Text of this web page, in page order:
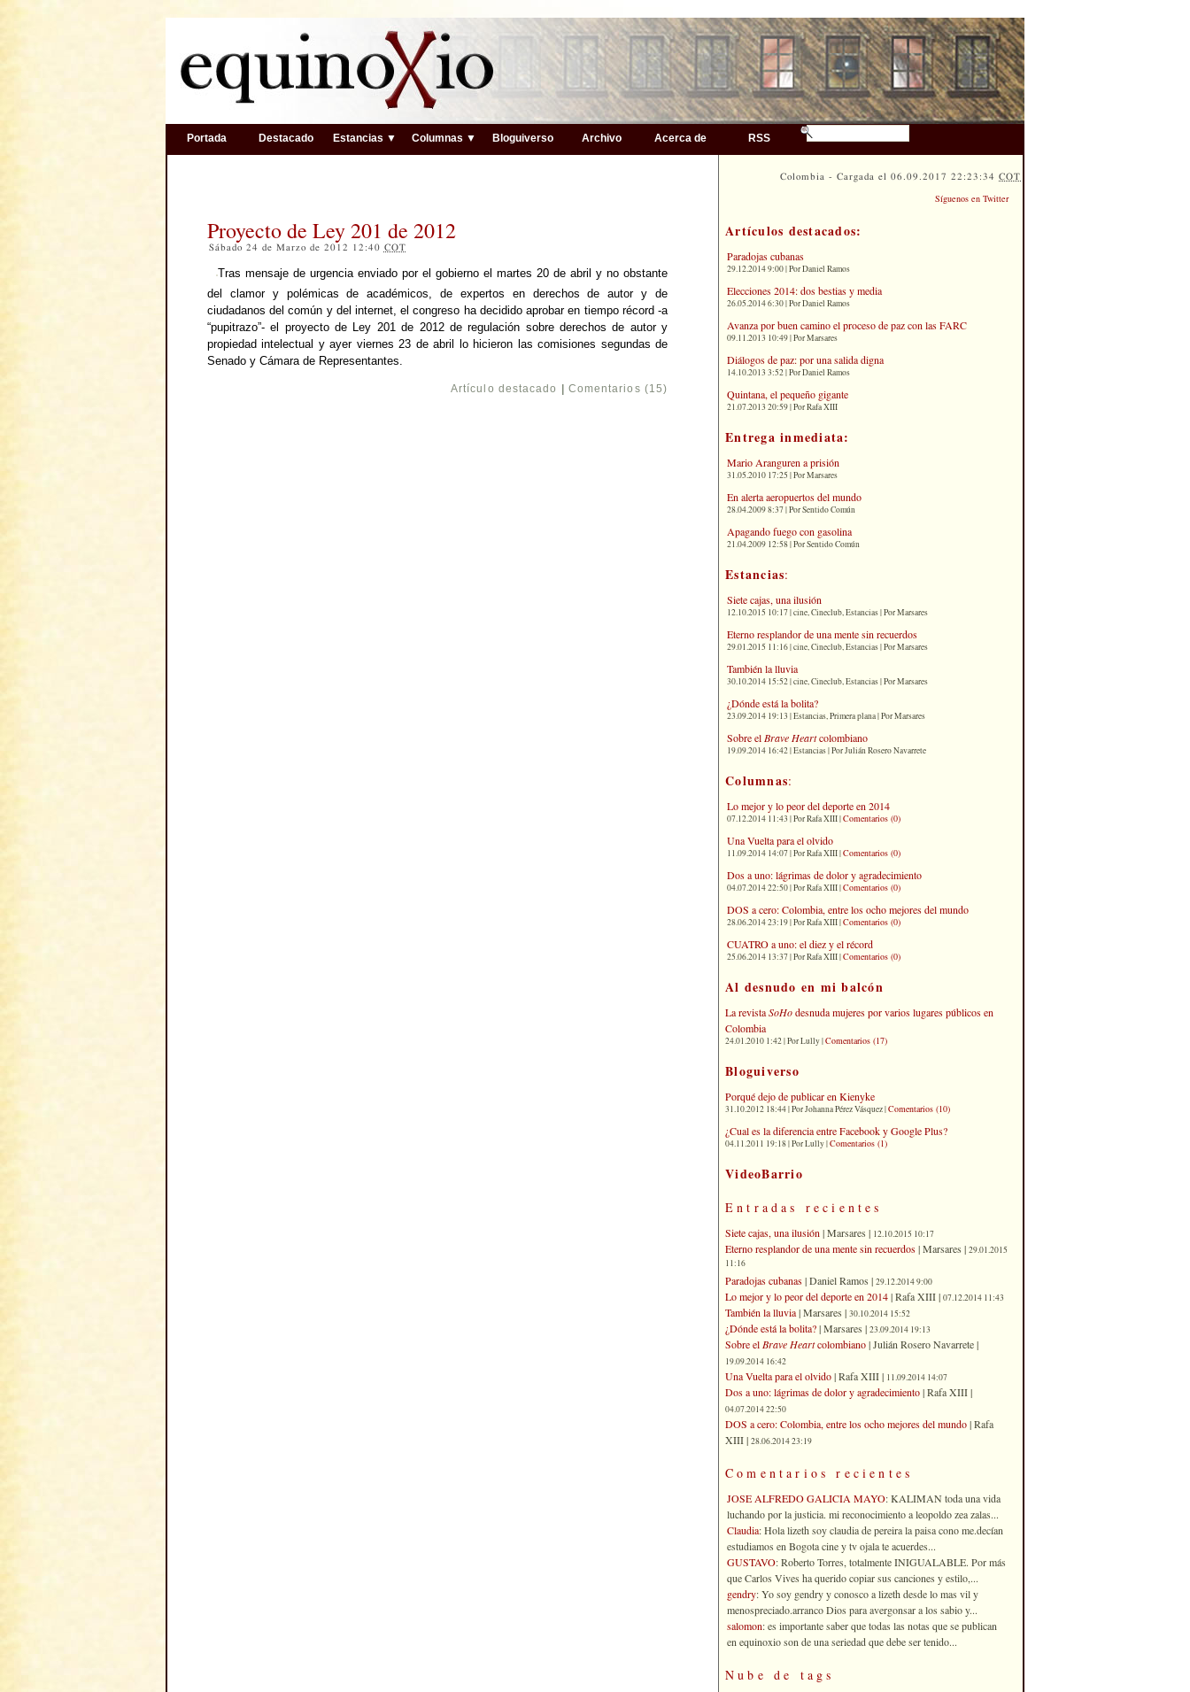
Portada Destacado Estancias ▼ Columnas ▼ Bloguiverso Archivo Acerca de RSS
Colombia - Cargada el 06.09.2017 22:23:34COT
Proyecto de Ley 201 de 2012
Sábado 24 de Marzo de 2012 12:40 COT
Tras mensaje de urgencia enviado por el gobierno el martes 20 de abril y no obstante
del clamor y polémicas de académicos, de expertos en derechos de autor y de
ciudadanos del común y del internet, el congreso ha decidido aprobar en tiempo récord -a
“pupitrazo”- el proyecto de Ley 201 de 2012 de regulación sobre derechos de autor y
propiedad intelectual y ayer viernes 23 de abril lo hicieron las comisiones segundas de
Senado y Cámara de Representantes.
Artículo destacado | Comentarios (15)
Síguenos en Twitter
Artículos destacados:
Paradojas cubanas
29.12.2014 9:00 | Por Daniel Ramos
Elecciones 2014: dos bestias y media
26.05.2014 6:30 | Por Daniel Ramos
Avanza por buen camino el proceso de paz con las FARC
09.11.2013 10:49 | Por Marsares
Diálogos de paz: por una salida digna
14.10.2013 3:52 | Por Daniel Ramos
Quintana, el pequeño gigante
21.07.2013 20:59 | Por Rafa XIII
Entrega inmediata:
Mario Aranguren a prisión
31.05.2010 17:25 | Por Marsares
En alerta aeropuertos del mundo
28.04.2009 8:37 | Por Sentido Común
Apagando fuego con gasolina
21.04.2009 12:58 | Por Sentido Común
Estancias:
Siete cajas, una ilusión
12.10.2015 10:17 | cine, Cineclub, Estancias | Por Marsares
Eterno resplandor de una mente sin recuerdos
29.01.2015 11:16 | cine, Cineclub, Estancias | Por Marsares
También la lluvia
30.10.2014 15:52 | cine, Cineclub, Estancias | Por Marsares
¿Dónde está la bolita?
23.09.2014 19:13 | Estancias, Primera plana | Por Marsares
Sobre el Brave Heartcolombiano
19.09.2014 16:42 | Estancias | Por Julián Rosero Navarrete
Columnas:
Lo mejor y lo peor del deporte en 2014
07.12.2014 11:43 | Por Rafa XIII |Comentarios (0)
Una Vuelta para el olvido
11.09.2014 14:07 | Por Rafa XIII |Comentarios (0)
Dos a uno: lágrimas de dolor y agradecimiento
04.07.2014 22:50 | Por Rafa XIII |Comentarios (0)
DOS a cero: Colombia, entre los ocho mejores del mundo
28.06.2014 23:19 | Por Rafa XIII |Comentarios (0)
CUATRO a uno: el diez y el récord
25.06.2014 13:37 | Por Rafa XIII |Comentarios (0)
Al desnudo en mi balcón
La revistaSoHodesnuda mujeres por varios lugares públicos en
Colombia
24.01.2010 1:42 | Por Lully |Comentarios (17)
Bloguiverso
Porqué dejo de publicar en Kienyke
31.10.2012 18:44 | Por Johanna Pérez Vásquez |Comentarios (10)
¿Cual es la diferencia entre Facebook y Google Plus?
04.11.2011 19:18 | Por Lully |Comentarios (1)
VideoBarrio
Entradas recientes
Siete cajas, una ilusión | Marsares | 12.10.2015 10:17
Eterno resplandor de una mente sin recuerdos| Marsares | 29.01.2015
11:16
Paradojas cubanas| Daniel Ramos | 29.12.2014 9:00
Lo mejor y lo peor del deporte en 2014| Rafa XIII | 07.12.2014 11:43
También la lluvia| Marsares | 30.10.2014 15:52
¿Dónde está la bolita?| Marsares | 23.09.2014 19:13
Sobre el Brave Heartcolombiano| Julián Rosero Navarrete |
19.09.2014 16:42
Una Vuelta para el olvido| Rafa XIII | 11.09.2014 14:07
Dos a uno: lágrimas de dolor y agradecimiento| Rafa XIII |
04.07.2014 22:50
DOS a cero: Colombia, entre los ocho mejores del mundo| Rafa
XIII | 28.06.2014 23:19
Comentarios recientes
JOSE ALFREDO GALICIA MAYO: KALIMAN toda una vida
luchando por la justicia. mi reconocimiento a leopoldo zea zalas...
Claudia: Hola lizeth soy claudia de pereira la paisa cono me.decían
estudiamos en Bogota cine y tv ojala te acuerdes...
GUSTAVO: Roberto Torres, totalmente INIGUALABLE. Por más
que Carlos Vives ha querido copiar sus canciones y estilo,...
gendry: Yo soy gendry y conosco a lizeth desde lo mas vil y
menospreciado.arranco Dios para avergonsar a los sabio y...
salomon: es importante saber que todas las notas que se publican
en equinoxio son de una seriedad que debe ser tenido...
Nube de tags